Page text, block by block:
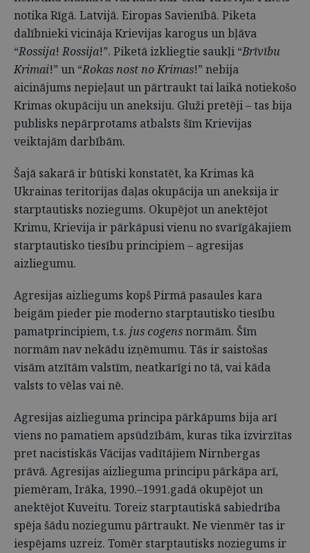
notika Rīgā. Latvijā. Eiropas Savienībā. Piketa
dalībnieki vicināja Krievijas karogus un bļāva
“Rossija!Rossija!”. Piketā izkliegtie saukļi “Brīvību
Krimai!” un “Rokas nost no Krimas!” nebija
aicinājums nepieļaut un pārtraukt tai laikā notiekošo
Krimas okupāciju un aneksiju. Gluži pretēji – tas bija
publisks nepārprotams atbalsts šīm Krievijas
veiktajām darbībām.
Šajā sakarā ir būtiski konstatēt, ka Krimas kā
Ukrainas teritorijas daļas okupācija un aneksija ir
starptautisks noziegums. Okupējot un anektējot
Krimu, Krievija ir pārkāpusi vienu no svarīgākajiem
starptautisko tiesību principiem – agresijas
aizliegumu.
Agresijas aizliegums kopš Pirmā pasaules kara
beigām pieder pie moderno starptautisko tiesību
pamatprincipiem, t.s. jus cogensnormām. Šīm
normām nav nekādu izņēmumu. Tās ir saistošas
visām atzītām valstīm, neatkarīgi no tā, vai kāda
valsts to vēlas vai nē.
Agresijas aizlieguma principa pārkāpums bija arī
viens no pamatiem apsūdzībām, kuras tika izvirzītas
pret nacistiskās Vācijas vadītājiem Nirnbergas
prāvā. Agresijas aizlieguma principu pārkāpa arī,
piemēram, Irāka, 1990.–1991.gadā okupējot un
anektējot Kuveitu. Toreiz starptautiskā sabiedrība
spēja šādu noziegumu pārtraukt. Ne vienmēr tas ir
iespējams uzreiz. Tomēr starptautisks noziegums ir